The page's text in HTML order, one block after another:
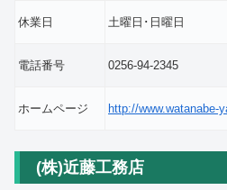
休業日 土曜日･日曜日
電話番号 0256-94-2345
ホームページ http://www.watanabe-
(株)近藤工務店